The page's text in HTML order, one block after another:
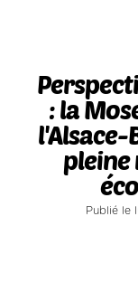
: la
l'Alsace-
Publié le